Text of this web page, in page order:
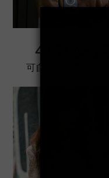
43-70公分
可自由調節長度，